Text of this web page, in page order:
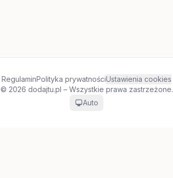
RegulaminPolityka prywatnościUstawienia cookies
© 2026 dodajtu.pl – Wszystkie prawa zastrzeżone.
Auto